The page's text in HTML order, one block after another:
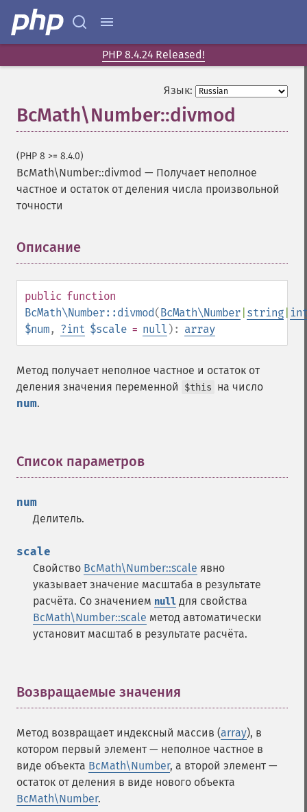
PHP 8.4.24 Released!
Язык:
BcMath\Number::divmod
(PHP 8 >= 8.4.0)
BcMath\Number::divmod — Получает неполное
частное и остаток от деления числа произвольной
точности
Описание
public function
BcMath\Number::divmod(BcMath\Number string
$num, ?int $scale = null ): array
Метод получает неполное частное и остаток от
деления значения переменной
$this
на число
num.
Список параметров
num
Делитель.
scale
Свойство BcMath\Number::scale явно
указывает значение масштаба в результате
расчёта. Со значением null для свойства
BcMath\Number::scale метод автоматически
установит масштаб в результате расчёта.
Возвращаемые значения
Метод возвращает индексный массив (array), в
котором первый элемент — неполное частное в
виде объекта BcMath\Number, а второй элемент —
остаток от деления в виде нового объекта
BcMath\Number.